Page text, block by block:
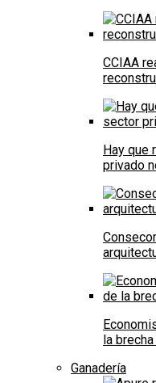
CCIAA
Hay que
privado
la
Ganadería